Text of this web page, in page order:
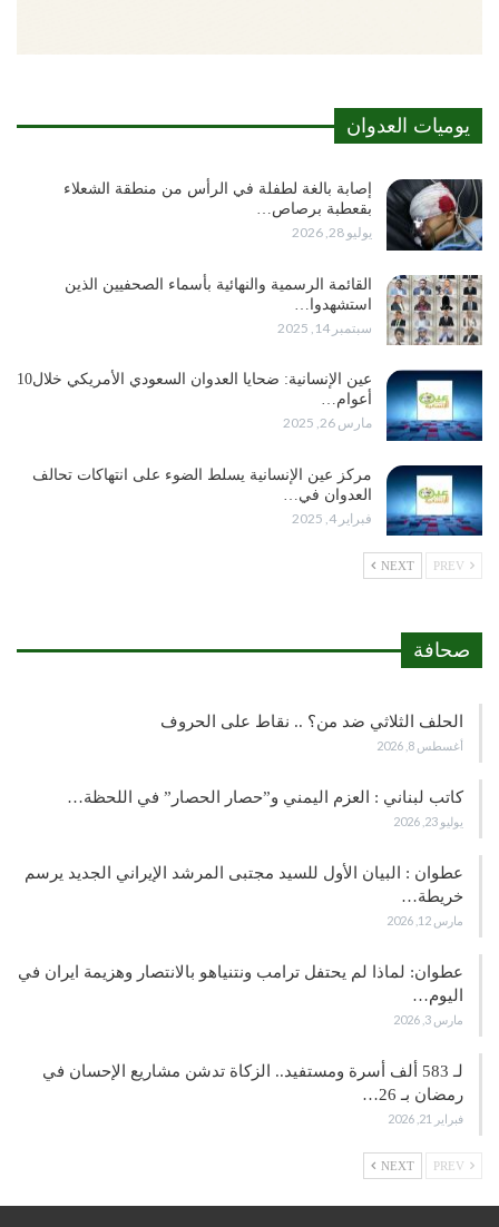
يوميات العدوان
إصابة بالغة لطفلة في الرأس من منطقة الشعلاء
بقعطبة برصاص…
يوليو 28, 2026
القائمة الرسمية والنهائية بأسماء الصحفيين الذين
استشهدوا…
سبتمبر 14, 2025
عين الإنسانية: ضحايا العدوان السعودي الأمريكي خلال10
أعوام…
مارس 26, 2025
مركز عين الإنسانية يسلط الضوء على انتهاكات تحالف
العدوان في…
فبراير 4, 2025
NEXT
صحافة
الحلف الثلاثي ضد من؟ .. نقاط على الحروف
أغسطس 8, 2026
كاتب لبناني : العزم اليمني و”حصار الحصار” في اللحظة…
يوليو 23, 2026
عطوان : البيان الأول للسيد مجتبى المرشد الإيراني الجديد يرسم
خريطة…
مارس 12, 2026
عطوان: لماذا لم يحتفل ترامب ونتنياهو بالانتصار وهزيمة ايران في
اليوم…
مارس 3, 2026
لـ 583 ألف أسرة ومستفيد.. الزكاة تدشن مشاريع الإحسان في
رمضان بـ 26…
فبراير 21, 2026
NEXT